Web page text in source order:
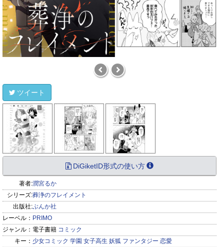
ツイート
DiGiketID形式の使い方
著者:潤宮るか
シリーズ:葬浄のフレイメント
出版社:ぶんか社
レーベル： PRIMO
ジャンル： 電子書籍 コミック
キー： 少女コミック 学園 女子高生 妖狐 ファンタジー 恋愛